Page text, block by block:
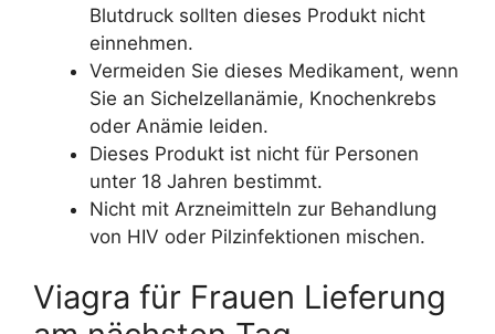
Blutdruck sollten dieses Produkt nicht
einnehmen.
Vermeiden Sie dieses Medikament, wenn
Sie an Sichelzellanämie, Knochenkrebs
oder Anämie leiden.
Dieses Produkt ist nicht für Personen
unter 18 Jahren bestimmt.
Nicht mit Arzneimitteln zur Behandlung
von HIV oder Pilzinfektionen mischen.
Viagra für Frauen Lieferung